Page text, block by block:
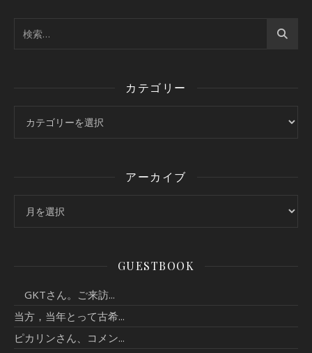
カテゴリー
アーカイブ
GUESTBOOK
GKTさん。ご来訪...
当方，当年とって古希...
ピカリンさん、コメン...